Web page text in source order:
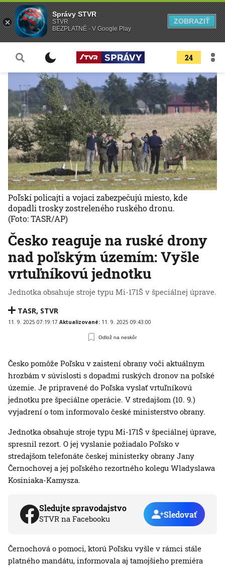
24
Česko reaguje na ruské drony
nad poľským územím: Vyšle
vrtuľníkovú jednotku
Jednotka obsahuje stroje typu Mi-171Š v špeciálnej úprave.
TASR, STVR
11. 9. 2025 07:19:17 Aktualizované: 11. 9. 2025 09:43:00
Odlož na neskôr
Poľskí policajti a vojaci zabezpečujú miesto, kde
dopadli trosky zostreleného ruského dronu.
(Foto: TASR/AP)
Česko pomôže Poľsku v zaistení obrany voči aktuálnym
hrozbám v súvislosti s dopadmi ruských dronov na poľské
územie. Je pripravené do Poľska vyslať vrtuľníkovú
jednotku pre špeciálne operácie. V stredajšom (10. 9.)
vyjadrení o tom informovalo české ministerstvo obrany.
Jednotka obsahuje stroje typu Mi-171Š v špeciálnej úprave,
spresnil rezort. O jej vyslanie požiadalo Poľsko v
stredajšom telefonáte českej ministerky obrany Jany
Černochovej a jej poľského rezortného kolegu Wladyslawa
Kosiniaka-Kamysza.
Sledujte spravodajstvo
STVR na Facebooku Sledovať
Černochová o pomoci, ktorú Poľsku vyšle v rámci stále
platného mandátu, informovala aj tamojšieho premiéra
Správy STVR
STVR
BEZPLATNÉ - V Google Play
ZOBRAZIŤ